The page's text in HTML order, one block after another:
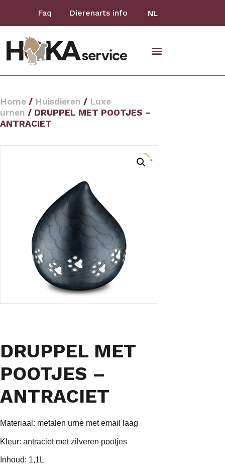
Faq Dierenarts info NL
Home / Huisdieren / Luxe
urnen / DRUPPEL MET POOTJES –
ANTRACIET
DRUPPEL MET
POOTJES –
ANTRACIET
Materiaal: metalen urne met email laag
Kleur: antraciet met zilveren pootjes
Inhoud: 1,1L